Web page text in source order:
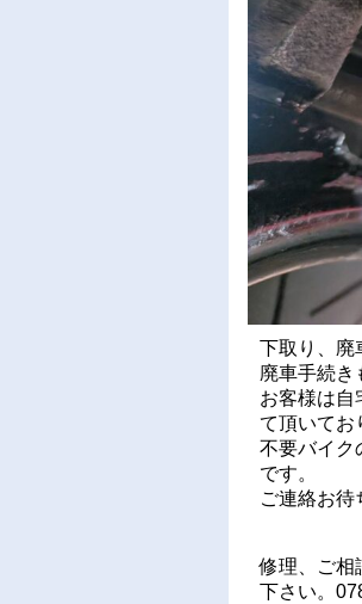
下取り、廃
廃車手続き
お客様は自
て頂いてお
不要バイク
です。
ご連絡お待
修理、ご相
下さい。